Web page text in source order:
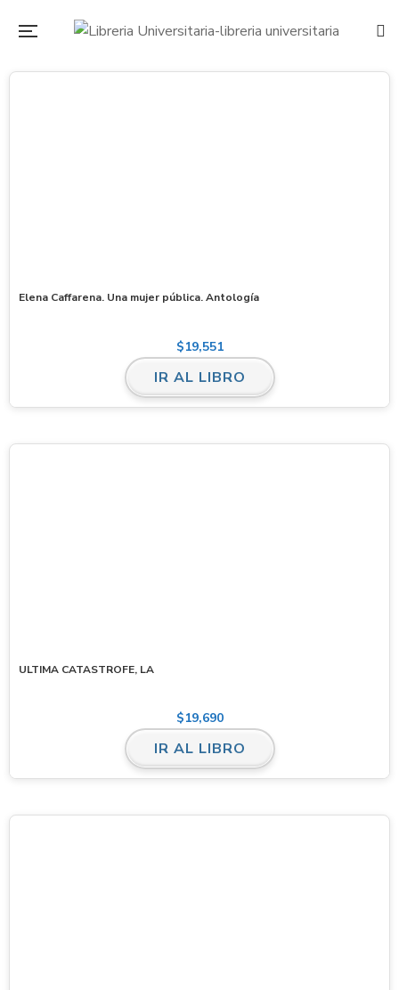
Elena Caffarena. Una mujer pública. Antología
$19,551
IR AL LIBRO
ULTIMA CATASTROFE, LA
$19,690
IR AL LIBRO